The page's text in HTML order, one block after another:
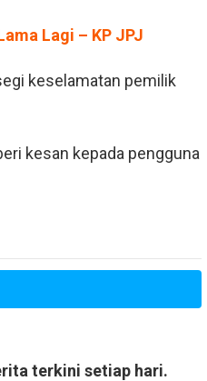
Lagi – KP JPJ
keselamatan pemilik
kesan kepada pengguna
terkini setiap hari.